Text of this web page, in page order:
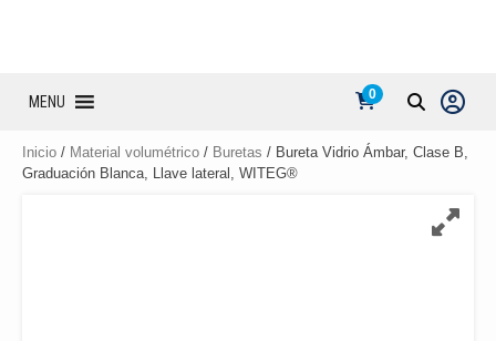
MENU 0
Inicio / Material volumétrico / Buretas / Bureta Vidrio Ámbar, Clase B,
Graduación Blanca, Llave lateral, WITEG®